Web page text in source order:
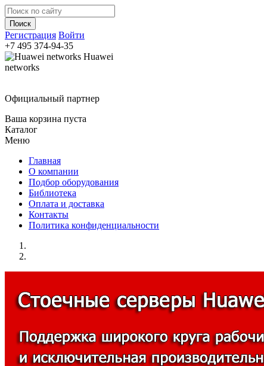
Регистрация Войти
+7 495 374-94-35
Huawei
networks
Официальный партнер
Ваша корзина пуста
Каталог
Меню
Главная
О компании
Подбор оборудования
Библиотека
Оплата и доставка
Контакты
Политика конфиденциальности